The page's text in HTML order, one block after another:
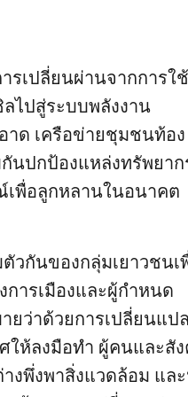
รเปลี่ยนผ่านจากการใช้
ลไปสู่ระบบพลังงาน
าด เครือข่ายชุมชนท้อง
นปกป้องแหล่งทรัพยาก
พื่อลูกหลานในอนาคต
ตัวกันของกลุ่มเยาวชนเ
การเมืองและผู้กำหนด
ยว่าด้วยการเปลี่ยนแป
ให้ลงมือทำ ผู้คนและสั
างพึ่งพาสิ่งแวดล้อม แล